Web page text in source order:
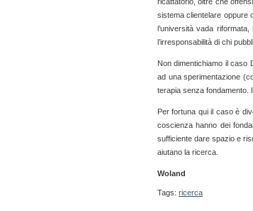
sistema clientelare oppure
l’università vada
l’irresponsabilità di chi
Non dimentichiamo il caso
ad una sperimentazione
terapia senza fondamento.
Per fortuna qui il caso è
coscienza hanno dei
sufficiente dare spazio e
aiutano la ricerca.
Woland
Tags: ricerca